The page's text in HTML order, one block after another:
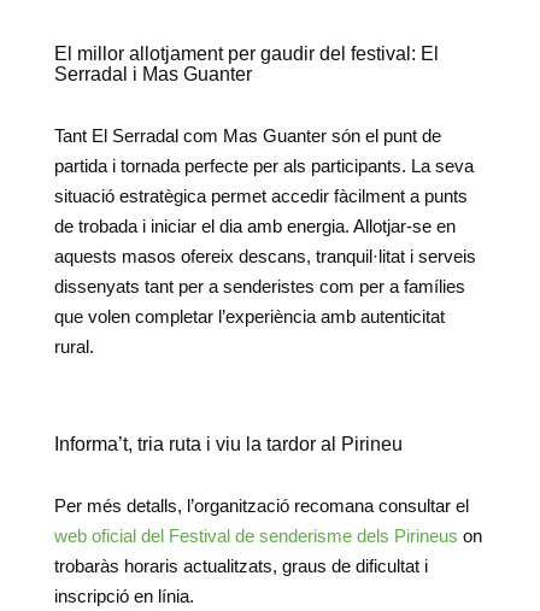
El millor allotjament per gaudir del festival: El
Serradal i Mas Guanter
Tant El Serradal com Mas Guanter són el punt de
partida i tornada perfecte per als participants. La seva
situació estratègica permet accedir fàcilment a punts
de trobada i iniciar el dia amb energia. Allotjar-se en
aquests masos ofereix descans, tranquil·litat i serveis
dissenyats tant per a senderistes com per a famílies
que volen completar l’experiència amb autenticitat
rural.
Informa’t, tria ruta i viu la tardor al Pirineu
Per més detalls, l’organització recomana consultar el
web oficial del Festival de senderisme dels Pirineus on
trobaràs horaris actualitzats, graus de dificultat i
inscripció en línia.